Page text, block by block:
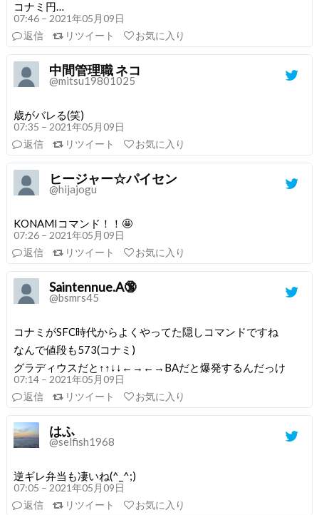
コナミ円…
07:46 – 2021年05月09日
返信
リツイート お気に入り
中間管理職 ネコ
@mitsu19801025
歳がバレる(笑)
07:35 – 2021年05月09日
返信
リツイート お気に入り
ヒージャー☆パイセン
@hijajogu
KONAMIコマンド！！🤩
07:26 – 2021年05月09日
返信
リツイート お気に入り
Saintennue.A🔞
@bsmrs45
コナミがSFC時代からよくやってた隠しコマンドですね
なんで値段も573(コナミ)
グラディウスだと↑↑↓↓←→←→BAだと爆発するんだっけ
07:14 – 2021年05月09日
返信
リツイート お気に入り
はふ
@selfish1968
逆ギレ弁当も凄いね(^_^;)
07:05 – 2021年05月09日
返信
リツイート お気に入り